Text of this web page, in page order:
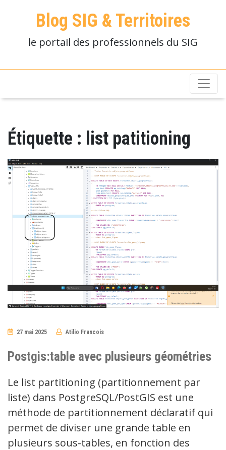
Blog SIG & Territoires
le portail des professionnels du SIG
Étiquette : list patitioning
27 mai 2025 Atilio Francois
Postgis:table avec plusieurs géométries
Le list partitioning (partitionnement par
liste) dans PostgreSQL/PostGIS est une
méthode de partitionnement déclaratif qui
permet de diviser une grande table en
plusieurs sous-tables, en fonction des